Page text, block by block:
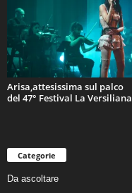
Arisa,attesissima sul palco
del 47° Festival La Versiliana
Categorie
Da ascoltare